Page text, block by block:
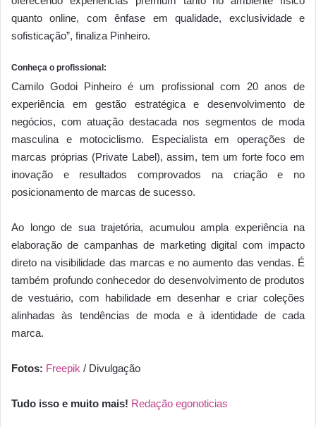
quanto online, com ênfase em qualidade, exclusividade e
sofisticação”, finaliza Pinheiro.
Conheça o profissional:
Camilo Godoi Pinheiro é um profissional com 20 anos de
experiência em gestão estratégica e desenvolvimento de
negócios, com atuação destacada nos segmentos de moda
masculina e motociclismo. Especialista em operações de
marcas próprias (Private Label), assim, tem um forte foco em
inovação e resultados comprovados na criação e no
posicionamento de marcas de sucesso.
Ao longo de sua trajetória, acumulou ampla experiência na
elaboração de campanhas de marketing digital com impacto
direto na visibilidade das marcas e no aumento das vendas. É
também profundo conhecedor do desenvolvimento de produtos
de vestuário, com habilidade em desenhar e criar coleções
alinhadas às tendências de moda e à identidade de cada
marca.
Fotos: Freepik / Divulgação
Tudo isso e muito mais! Redação egonoticias